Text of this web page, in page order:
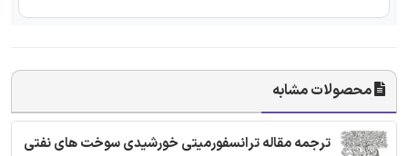
محصولات مشابه
ترجمه مقاله ترانسفورمیتی خورشیدی سوخت های نفتی